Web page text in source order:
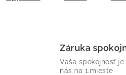
Záruka
Vaša spokojnosť
nás na 1.mieste